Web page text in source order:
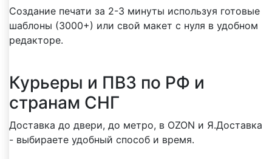
Создание печати за 2-3 минуты используя готовые
шаблоны (3000+) или свой макет с нуля в удобном
редакторе.
Курьеры и ПВЗ по РФ и
странам СНГ
Доставка до двери, до метро, в OZON и Я.Доставка
- выбираете удобный способ и время.